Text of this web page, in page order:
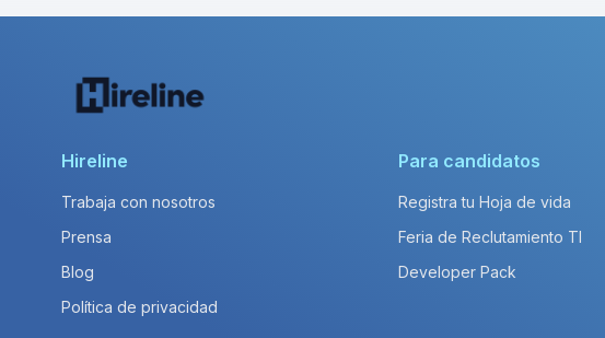
Hireline
Trabaja con nosotros
Prensa
Blog
Política de privacidad
Para candidatos
Registra tu Hoja de vida
Feria de Reclutamiento TI
Developer Pack